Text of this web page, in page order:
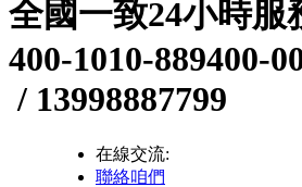
全國一致24小時服
400-1010-889400-
/ 13998887799
在線交流:
聯絡咱們